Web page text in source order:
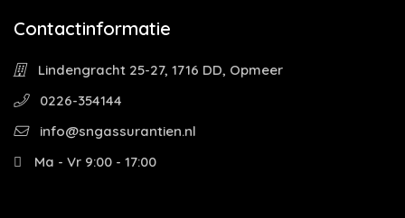
Contactinformatie
Lindengracht 25-27, 1716 DD, Opmeer
0226-354144
info@sngassurantien.nl
Ma - Vr 9:00 - 17:00